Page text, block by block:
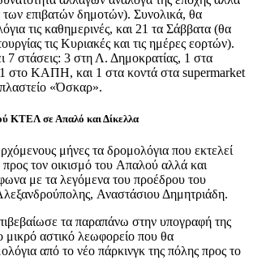
των επιβατών δημοτών). Συνολικά, θα
τις καθημερινές, και 21 τα Σάββατα (θα
τις Κυριακές και τις ημέρες εορτών).
7 στάσεις: 3 στη Λ. Δημοκρατίας, 1 στα
ΚΑΠΗ, και 1 στα κοντά στα supermarket
«Όσκαρ».
ΚΤΕΛ σε Απαλό και Δίκελλα
μήνες τα δρομολόγια που εκτελεί
τον οικισμό του Απαλού αλλά και
με τα λεγόμενα του προέδρου του
Αναστάσιου Δημητριάδη.
τα παραπάνω στην υπογραφή της
μικρό αστικό λεωφορείο που θα
από το νέο πάρκινγκ της πόλης προς το